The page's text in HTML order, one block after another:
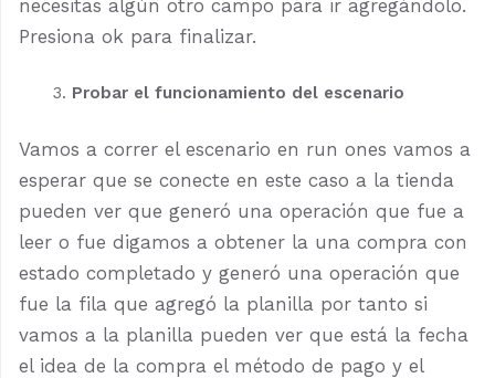
necesitas algún otro campo para ir agregándolo.
Presiona ok para finalizar.
Probar el funcionamiento del escenario
Vamos a correr el escenario en run ones vamos a
esperar que se conecte en este caso a la tienda
pueden ver que generó una operación que fue a
leer o fue digamos a obtener la una compra con
estado completado y generó una operación que
fue la fila que agregó la planilla por tanto si
vamos a la planilla pueden ver que está la fecha
el idea de la compra el método de pago y el